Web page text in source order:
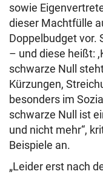
sowie
dieser Machtfülle
Doppelbudget vor.
– und diese heißt:
schwarze Null
Kürzungen,
besonders im
schwarze Null ist
und nicht mehr“,
Beispiele an.
„Leider erst nach